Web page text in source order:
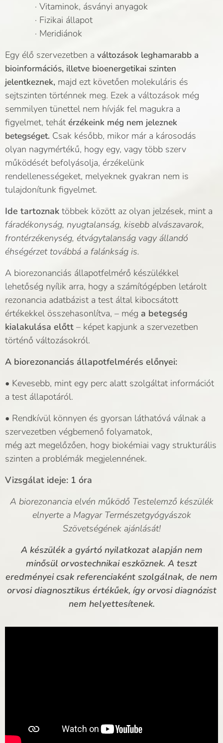
· Vitaminok, ásványi anyagok
· Fizikai állapot
· Meridiánok
Egy élő szervezetben a változások leghamarabb a
bioinformációs, illetve bioenergetikai szinten
jelentkeznek, majd ezt követően molekuláris és
sejtszinten történnek meg. Ezek a változások még
semmilyen tünettel nem hívják fel magukra a
figyelmet, tehát érzékeink még nem jeleznek
betegséget. Csak később, mikor már a károsodás
olyan nagymértékű, hogy egy, vagy több szerv
működését befolyásolja, érzékelünk
rendellenességeket, melyeknek gyakran nem is
tulajdonítunk figyelmet.
Ide tartoznak többek között az olyan jelzések, mint a
fáradékonyság, nyugtalanság, kisebb alvászavarok,
frontérzékenység, étvágytalanság vagy állandó
éhségérzet továbbá a falánkság is.
A biorezonanciás állapotfelmérő készülékkel
lehetőség nyílik arra, hogy a számítógépben letárolt
rezonancia adatbázist a test által kibocsátott
értékekkel összehasonlítva, – még a betegség
kialakulása előtt – képet kapjunk a szervezetben
történő változásokról.
A biorezonanciás állapotfelmérés előnyei:
• Kevesebb, mint egy perc alatt szolgáltat információt
a test állapotáról.
• Rendkívül könnyen és gyorsan láthatóvá válnak a
szervezetben végbemenő folyamatok,
még azt megelőzően, hogy biokémiai vagy strukturális
szinten a problémák megjelennének.
Vizsgálat ideje: 1 óra
A biorezonancia elvén működő Testelemző készülék
elnyerte a Magyar Természetgyógyászok
Szövetségének ajánlását!
A készülék a gyártó nyilatkozat alapján nem
minősül orvostechnikai eszköznek. A teszt
eredményei csak referenciaként szolgálnak, de nem
orvosi diagnosztikus értékűek, így orvosi diagnózist
nem helyettesítenek.